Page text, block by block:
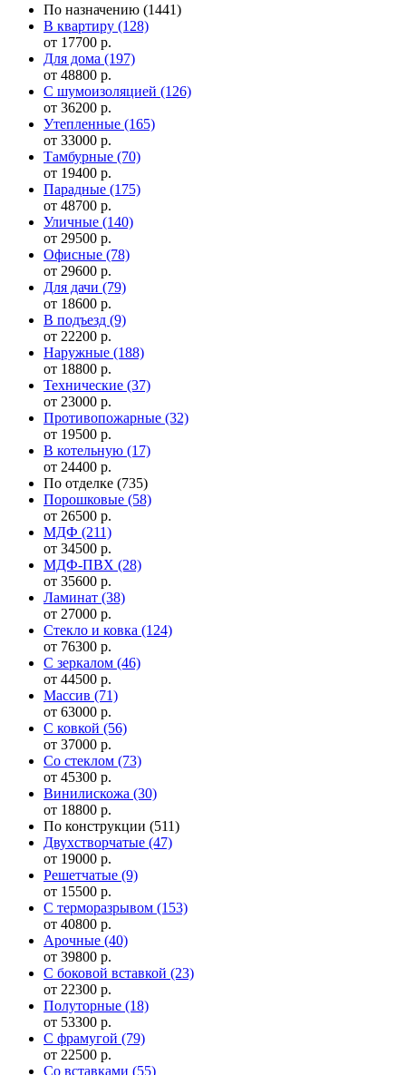
По назначению (1441)
В квартиру (128)
от 17700 р.
Для дома (197)
от 48800 р.
С шумоизоляцией (126)
от 36200 р.
Утепленные (165)
от 33000 р.
Тамбурные (70)
от 19400 р.
Парадные (175)
от 48700 р.
Уличные (140)
от 29500 р.
Офисные (78)
от 29600 р.
Для дачи (79)
от 18600 р.
В подъезд (9)
от 22200 р.
Наружные (188)
от 18800 р.
Технические (37)
от 23000 р.
Противопожарные (32)
от 19500 р.
В котельную (17)
от 24400 р.
По отделке (735)
Порошковые (58)
от 26500 р.
МДФ (211)
от 34500 р.
МДФ-ПВХ (28)
от 35600 р.
Ламинат (38)
от 27000 р.
Стекло и ковка (124)
от 76300 р.
С зеркалом (46)
от 44500 р.
Массив (71)
от 63000 р.
С ковкой (56)
от 37000 р.
Со стеклом (73)
от 45300 р.
Винилискожа (30)
от 18800 р.
По конструкции (511)
Двухстворчатые (47)
от 19000 р.
Решетчатые (9)
от 15500 р.
С терморазрывом (153)
от 40800 р.
Арочные (40)
от 39800 р.
С боковой вставкой (23)
от 22300 р.
Полуторные (18)
от 53300 р.
С фрамугой (79)
от 22500 р.
Cо вставками (55)